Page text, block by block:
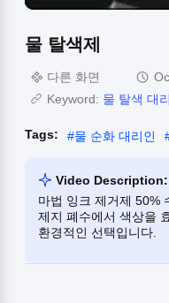
물 탈색제
다른 화면
Keyword: 물 탈색 대
Tags: #물 순화 대리인
Video Description:
마법 잉크 제거제 50%
제지 폐수에서 색상을
환경적인 선택입니다.